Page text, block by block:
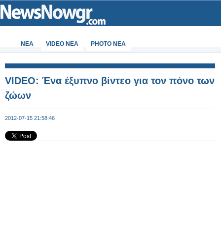
ΝΕΑ VIDEO NEA PHOTO NEA
VIDEO: Ένα έξυπνο βίντεο για τον πόνο των
ζώων
2012-07-15 21:58:46